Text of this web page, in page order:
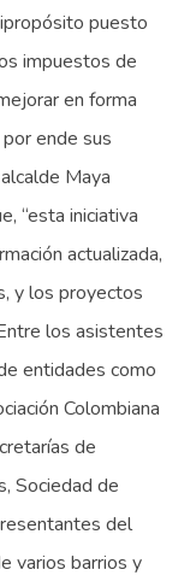
puesto
impuestos de
en forma
ende sus
Maya
“esta iniciativa
actualizada,
y los proyectos
los asistentes
entidades como
Colombiana
de
Sociedad de
del
varios barrios y